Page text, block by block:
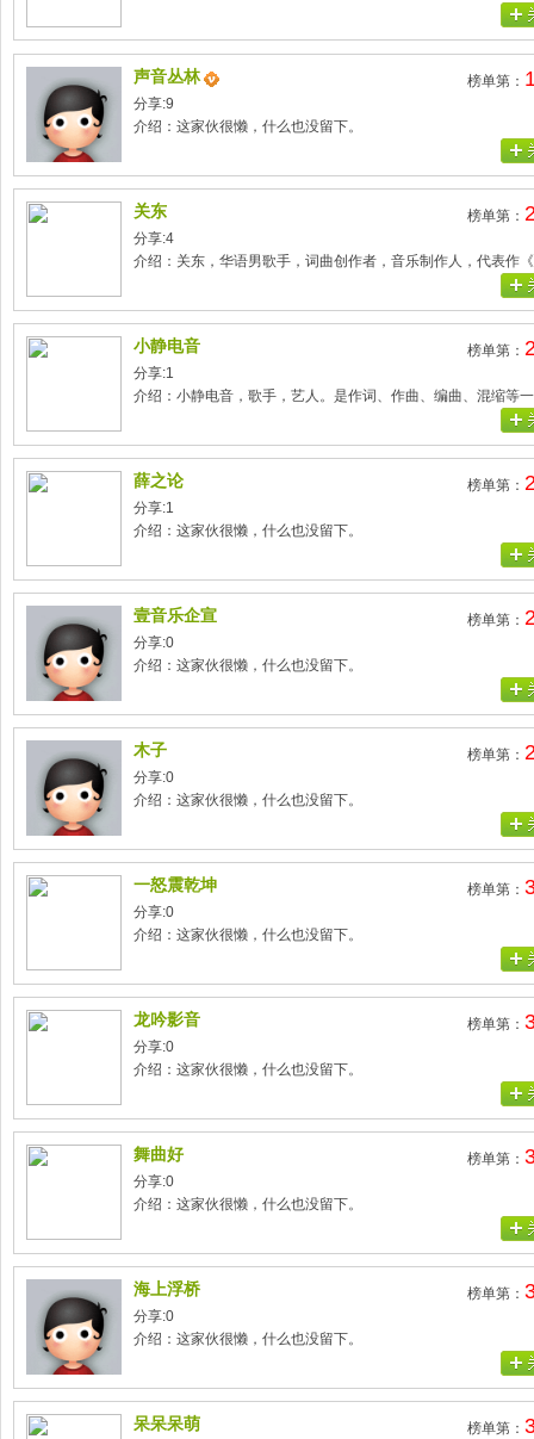
声音丛林 榜单第：
分享:9
介绍：这家伙很懒，什么也没留下。
关东 榜单第：
分享:4
小静电音 榜单第：
分享:1
薛之论 榜单第：
分享:1
介绍：这家伙很懒，什么也没留下。
壹音乐企宣 榜单第：
分享:0
介绍：这家伙很懒，什么也没留下。
木子 榜单第：
分享:0
介绍：这家伙很懒，什么也没留下。
一怒震乾坤 榜单第：
分享:0
介绍：这家伙很懒，什么也没留下。
龙吟影音 榜单第：
分享:0
介绍：这家伙很懒，什么也没留下。
舞曲好 榜单第：
分享:0
介绍：这家伙很懒，什么也没留下。
海上浮桥 榜单第：
分享:0
介绍：这家伙很懒，什么也没留下。
呆呆呆萌 榜单第：